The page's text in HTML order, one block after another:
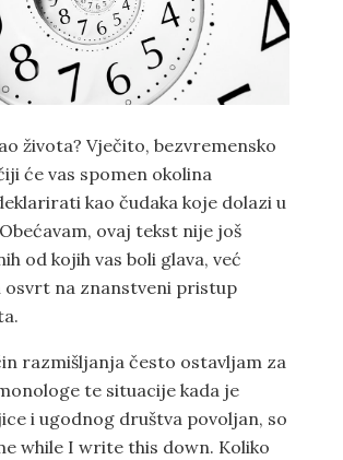
života? Vječito, bezvremensko
će vas spomen okolina
kao čudaka koje dolazi u
ovaj tekst nije još
od kojih vas boli glava, već
osvrt na znanstveni pristup
razmišljanja često ostavljam za
te situacije kada je
i ugodnog društva povoljan, so
while I write this down. Koliko